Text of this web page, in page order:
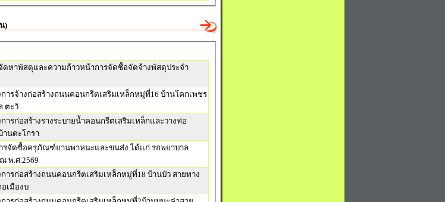
)
ดหาพัสดุและความก้าวหน้าการจัดซื้อจัดจ้างพัสดุประจำ
ารจ้างก่อสร้างถนนคอนกรีตเสริมเหล็กหมู่ที่16 บ้านโคกเพชร
ตะวั
ารก่อสร้างรางระบายน้ำคอนกรีตเสริมเหล็กและวางท่อ
านตะโกรา
ารจัดซื้อครุภัณฑ์ยานพาหนะและขนส่ง ได้แก่ รถพยาบาล
พ.ศ.2569
ารก่อสร้างถนนคอนกรีตเสริมเหล็กหมู่ที่18 บ้านบัว สายทาง
เมืองบ